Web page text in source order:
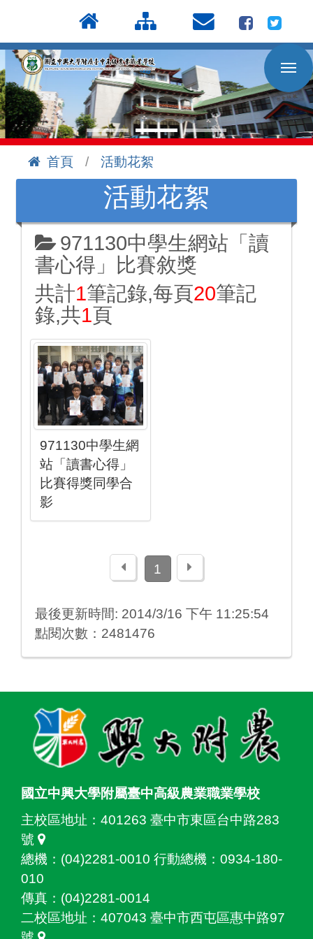
到
主
要
內
容
區
首頁
活動花絮
活動花絮
971130中學生網站「讀
書心得」比賽敘獎
共計1筆記錄,每頁20筆記
錄,共1頁
971130中學生網
站「讀書心得」
比賽得獎同學合
影
上一頁1 下一頁
最後更新時間: 2014/3/16 下午 11:25:54
點閱次數：2481476
國立中興大學附屬臺中高級農業職業學校
主校區地址： 401263 臺中市東區台中路283
號
總機：(04)2281-0010 行動總機：0934-180-
010
傳真：(04)2281-0014
二校區地址： 407043 臺中市西屯區惠中路97